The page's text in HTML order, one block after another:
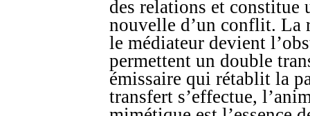
des relations et
nouvelle d’un conflit. La
le médiateur devient
permettent un double
émissaire qui rétablit la
transfert s’effectue,